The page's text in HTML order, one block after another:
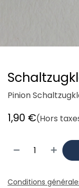
Pinion
1,90 €(Hors
Conditions